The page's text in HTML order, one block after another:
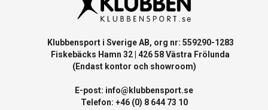
Klubbensport i Sverige AB, org nr: 559290-1283
Fiskebäcks Hamn 32 | 426 58 Västra Frölunda
(Endast kontor och showroom)
E-post: info@klubbensport.se
Telefon: +46 (0) 8 644 73 10